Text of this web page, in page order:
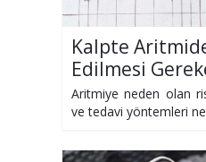
Kalpte
Edilmesi
Aritmiye neden olan
ve tedavi yöntemleri